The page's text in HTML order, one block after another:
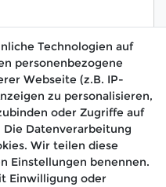
dieDaten­schutz­
Technologien auf
personenbezogene
Webseite (z.B. IP-
zu personalisieren,
oder Zugriffe auf
Die Datenverarbeitung
Wir teilen diese
Einstellungen benennen.
Einwilligung oder